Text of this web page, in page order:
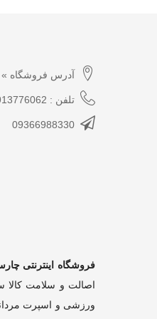
آدرس فروشگاه »
تلفن : 09913776062
09366988330
فروشگاه اینترنتی
اصالت و سلامت کالا
ورزشی و اسپرت